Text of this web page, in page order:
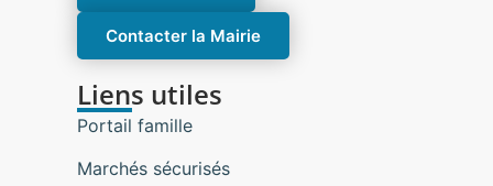
Contacter la Mairie
Liens utiles
Portail famille
Marchés sécurisés